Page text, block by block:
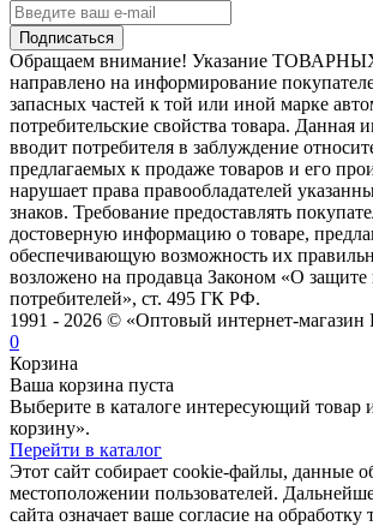
Подписаться
Обращаем внимание! Указание
направлено на информирование
запасных частей к той или иной марке
потребительские свойства товара. Данная
вводит потребителя в заблуждение
предлагаемых к продаже товаров и его
нарушает права правообладателей
знаков. Требование предоставлять
достоверную информацию о товаре,
обеспечивающую возможность их
возложено на продавца Законом «О защите
потребителей», ст. 495 ГК РФ.
1991 - 2026 © «Оптовый интернет-
0
Корзина
Ваша корзина пуста
Выберите в каталоге интересующий товар
корзину».
Перейти в каталог
Этот сайт собирает cookie-файлы, данные
местоположении пользователей.
сайта означает ваше согласие на